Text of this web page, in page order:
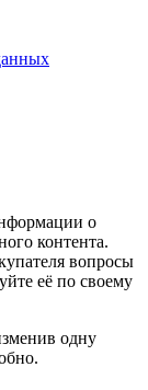
о
контента.
вопросы
её по своему
одну